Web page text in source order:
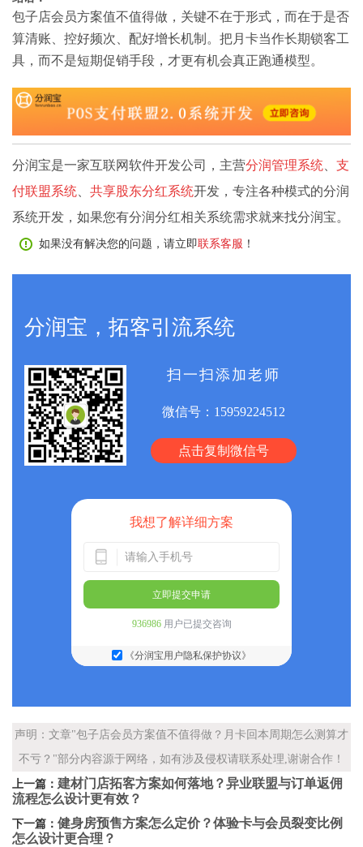
包子店会员方案值不值得做，关键不在于形式，而在于是否
算清账、控好频次、配好增长机制。把月卡当作长期锁客工
具，而不是短期促销手段，才更有机会真正跑通模型。
分润宝是一家互联网软件开发公司，主营分润管理系统
支
付联盟系统
共享股东分红系统开发，专注各种模式的分润
系统开发，如果您有分润分红相关系统需求就来找分润宝。
如果没有解决您的问题，请立即联系客服 ！
分润宝，拓客引流系统
扫一扫添加老师
微信号： 15959224512
点击复制微信号
我想了解详细方案
立即提交申请
936986用户已提交咨询
《分润宝用户隐私保护协议》
声明：文章"包子店会员方案值不值得做？月卡回本周期怎么测算才
不亏？"部分内容源于网络，如有涉及侵权请联系处理,谢谢合作！
上一篇： 建材门店拓客方案如何落地？异业联盟与订单返佣
流程怎么设计更有效？
下一篇： 健身房预售方案怎么定价？体验卡与会员裂变比例
怎么设计更合理？